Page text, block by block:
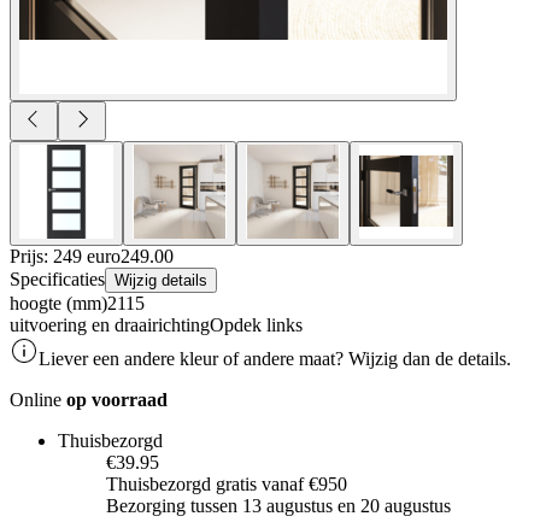
Prijs: 249 euro249.00
Specificaties Wijzig details
hoogte (mm)2115
uitvoering en draairichtingOpdek links
Liever een andere kleur of andere maat? Wijzig dan de details.
Online op voorraad
Thuisbezorgd
€39.95
Thuisbezorgd gratis vanaf €950
Bezorging tussen 13 augustus en 20 augustus